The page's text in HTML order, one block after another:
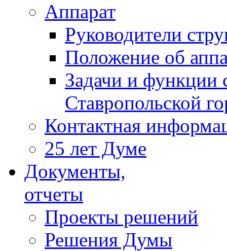
Аппарат
Руководители
Положение об
Задачи и функции
Ставропольской
Контактная
25 лет Думе
Документы,
отчеты
Проекты решений
Решения Думы